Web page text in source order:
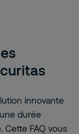
innovante
durée
Cette FAQ vous